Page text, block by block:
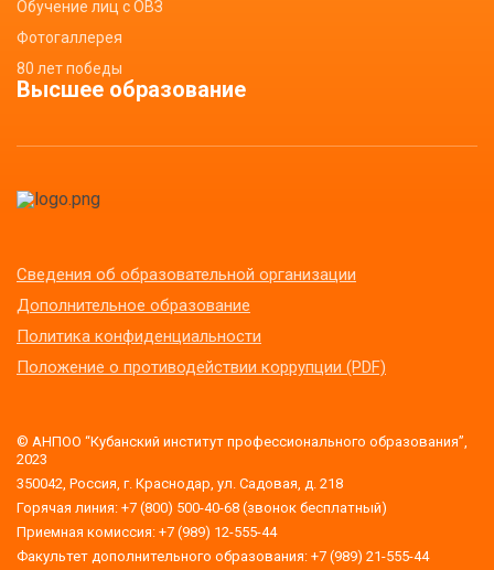
Обучение лиц с ОВЗ
Фотогаллерея
80 лет победы
Высшее образование
Сведения об образовательной организации
Дополнительное образование
Политика конфиденциальности
Положение о противодействии коррупции (PDF)
© АНПОО “Кубанский институт профессионального образования”,
2023
350042, Россия, г. Краснодар, ул. Садовая, д. 218
Горячая линия: +7 (800) 500-40-68 (звонок бесплатный)
Приемная комиссия: +7 (989) 12-555-44
Факультет дополнительного образования: +7 (989) 21-555-44